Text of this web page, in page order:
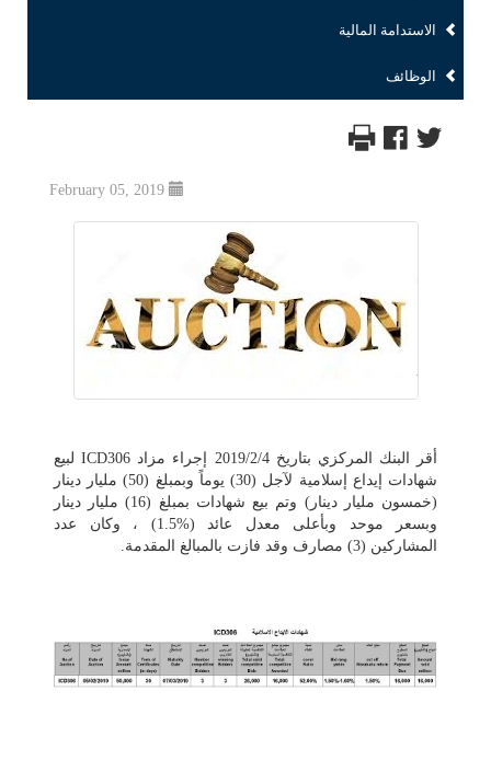
الاستدامة المالية
الوظائف
أقر البنك المركزي بتاريخ 2019/2/4 إجراء مزاد ICD306 لبيع
شهادات إيداع إسلامية لآجل (30) يوماً وبمبلغ (50) مليار دينار
(خمسون مليار دينار) وتم بيع شهادات بمبلغ (16) مليار دينار
وبسعر موحد وبأعلى معدل عائد (%1.5) ، وكان عدد
المشاركين (3) مصارف وقد فازت بالمبالغ المقدمة.